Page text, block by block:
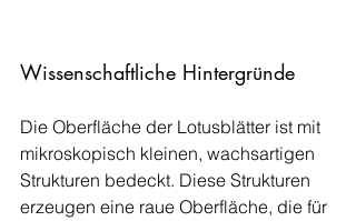
Wissenschaftliche Hintergründe
Die Oberfläche der Lotusblätter ist mit
mikroskopisch kleinen, wachsartigen
Strukturen bedeckt. Diese Strukturen
erzeugen eine raue Oberfläche, die für